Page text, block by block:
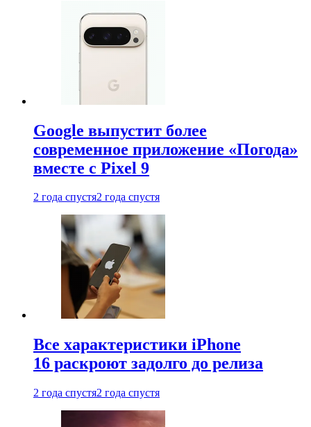
Google выпустит более
современное приложение «Погода»
вместе с Pixel 9
2 года спустя2 года спустя
Все характеристики iPhone
16 раскроют задолго до релиза
2 года спустя2 года спустя